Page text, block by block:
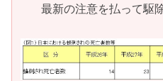
最新の注意を払って駆